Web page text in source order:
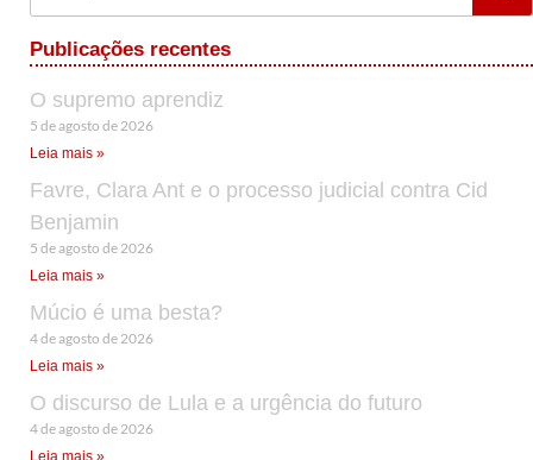
Publicações recentes
O supremo aprendiz
5 de agosto de 2026
Leia mais »
Favre, Clara Ant e o processo judicial contra Cid
Benjamin
5 de agosto de 2026
Leia mais »
Múcio é uma besta?
4 de agosto de 2026
Leia mais »
O discurso de Lula e a urgência do futuro
4 de agosto de 2026